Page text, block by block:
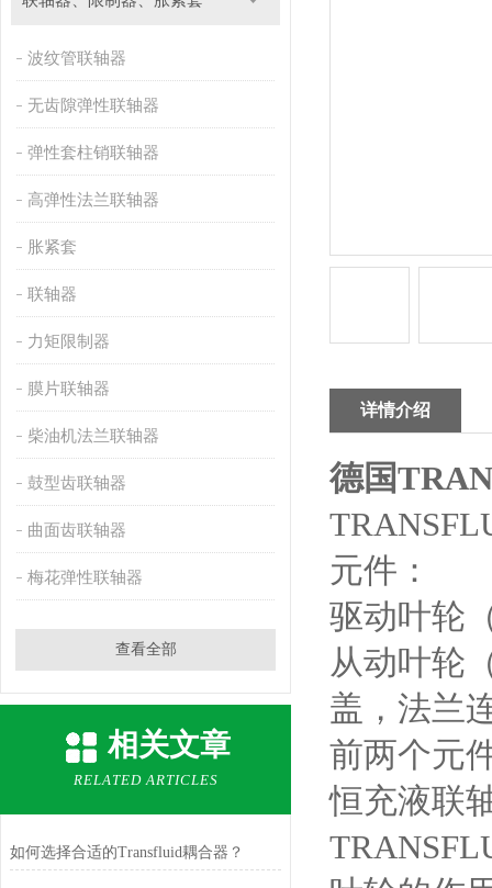
波纹管联轴器
无齿隙弹性联轴器
弹性套柱销联轴器
高弹性法兰联轴器
胀紧套
联轴器
力矩限制器
膜片联轴器
柴油机法兰联轴器
鼓型齿联轴器
曲面齿联轴器
梅花弹性联轴器
查看全部
相关文章
RELATED ARTICLES
如何选择合适的Transfluid耦合器？
详情介绍
德国
元件：
驱动叶轮
从动叶轮
盖，法兰
前两个元
恒充液联